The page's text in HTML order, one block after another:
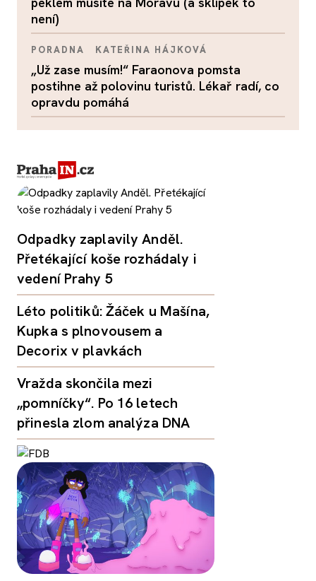
není)
PORADNA KATEŘINA HÁJKOVÁ
„Už zase musím!“ Faraonova pomsta
postihne až polovinu turistů. Lékař radí, co
opravdu pomáhá
Odpadky zaplavily Anděl.
Přetékající koše rozhádaly i
vedení Prahy 5
Léto politiků: Žáček u Mašína,
Kupka s plnovousem a
Decorix v plavkách
Vražda skončila mezi
„pomníčky“. Po 16 letech
přinesla zlom analýza DNA